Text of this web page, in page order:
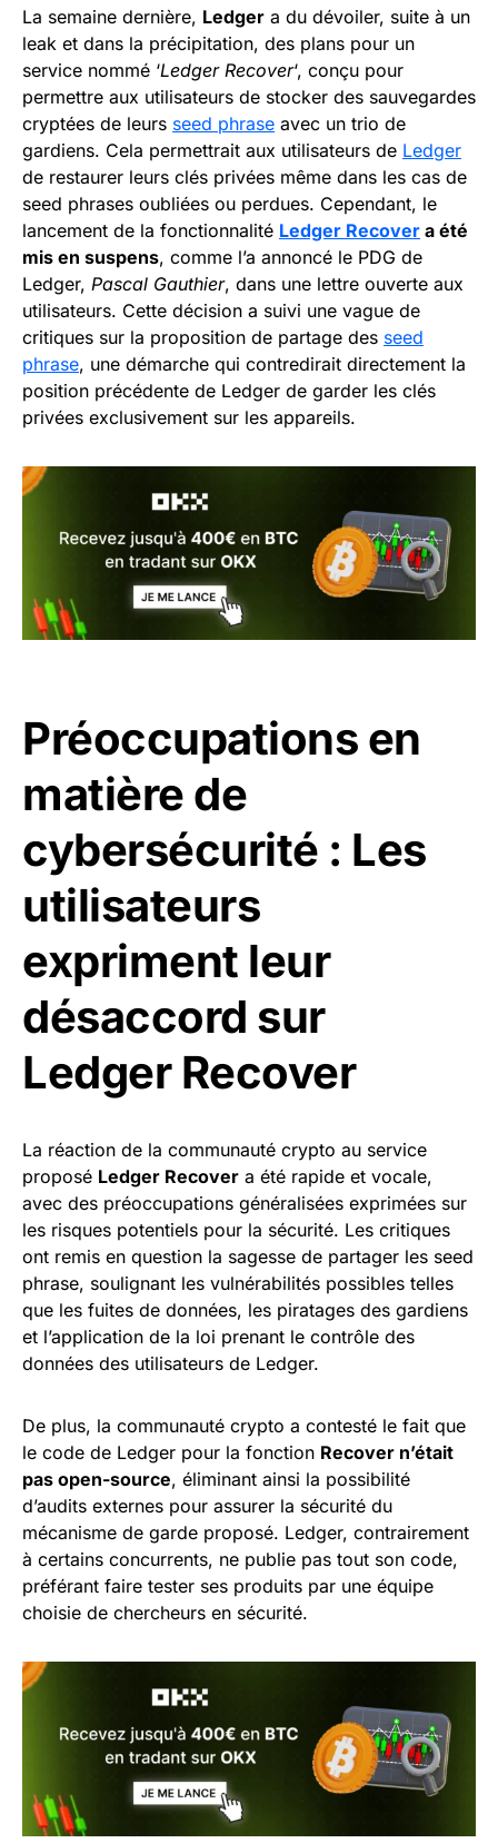
La semaine dernière, Ledger a du dévoiler, suite à un
leak et dans la précipitation, des plans pour un
service nommé ‘Ledger Recover‘, conçu pour
permettre aux utilisateurs de stocker des sauvegardes
cryptées de leurs seed phrase avec un trio de
gardiens. Cela permettrait aux utilisateurs de Ledger
de restaurer leurs clés privées même dans les cas de
seed phrases oubliées ou perdues. Cependant, le
lancement de la fonctionnalité Ledger Recover a été
mis en suspens, comme l’a annoncé le PDG de
Ledger, Pascal Gauthier, dans une lettre ouverte aux
utilisateurs. Cette décision a suivi une vague de
critiques sur la proposition de partage des seed
phrase, une démarche qui contredirait directement la
position précédente de Ledger de garder les clés
privées exclusivement sur les appareils.
Préoccupations en
matière de
cybersécurité : Les
utilisateurs
expriment leur
désaccord sur
Ledger Recover
La réaction de la communauté crypto au service
proposé Ledger Recover a été rapide et vocale,
avec des préoccupations généralisées exprimées sur
les risques potentiels pour la sécurité. Les critiques
ont remis en question la sagesse de partager les seed
phrase, soulignant les vulnérabilités possibles telles
que les fuites de données, les piratages des gardiens
et l’application de la loi prenant le contrôle des
données des utilisateurs de Ledger.
De plus, la communauté crypto a contesté le fait que
le code de Ledger pour la fonction Recover n’était
pas open-source, éliminant ainsi la possibilité
d’audits externes pour assurer la sécurité du
mécanisme de garde proposé. Ledger, contrairement
à certains concurrents, ne publie pas tout son code,
préférant faire tester ses produits par une équipe
choisie de chercheurs en sécurité.